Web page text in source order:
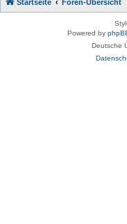
Startseite Foren-Übersicht
Powered by
Deutsche